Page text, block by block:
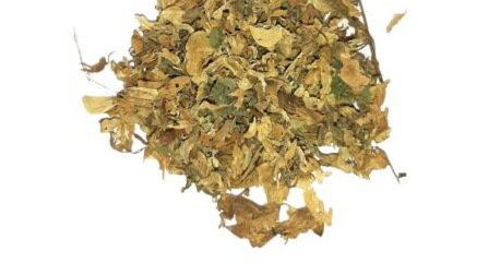
être
choisies
sur
la
page
du
produit